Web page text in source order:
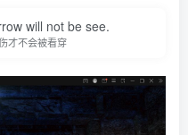
will not be see.
才不会被看穿